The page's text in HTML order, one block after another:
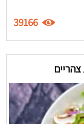
39166